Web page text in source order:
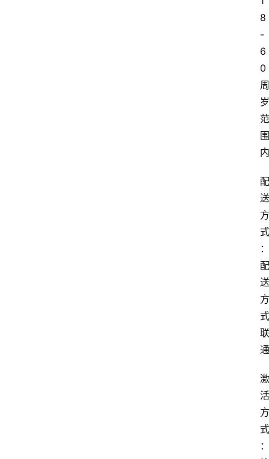
8
-
6
0
周
岁
范
围
内
配
送
方
式
：
配
送
方
式
联
通
激
活
方
式
：